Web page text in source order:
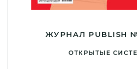
ЖУРНАЛ PUBLISH
ОТКРЫТЫЕ